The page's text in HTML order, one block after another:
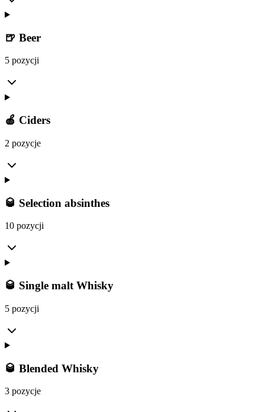
🍺 Beer
5 pozycji
🍎 Ciders
2 pozycje
🥃 Selection absinthes
10 pozycji
🥃 Single malt Whisky
5 pozycji
🥃 Blended Whisky
3 pozycje